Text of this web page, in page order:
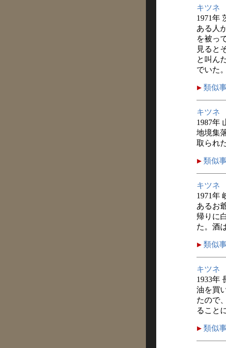
キツネ
1971年
ある人
を被っ
見ると
と叫ん
でいた
類似
キツネ
1987年
地境集
取られた
類似
キツネ
1971年
あるお
帰りに
た。酒
類似
キツネ
1933年
油を買
たので
ること
類似